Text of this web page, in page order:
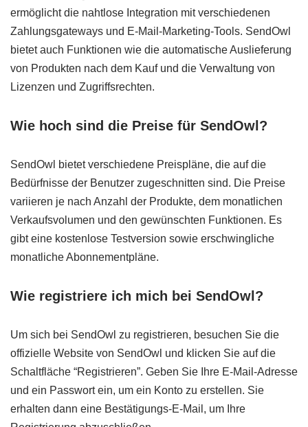
ermöglicht die nahtlose Integration mit verschiedenen
Zahlungsgateways und E-Mail-Marketing-Tools. SendOwl
bietet auch Funktionen wie die automatische Auslieferung
von Produkten nach dem Kauf und die Verwaltung von
Lizenzen und Zugriffsrechten.
Wie hoch sind die Preise für SendOwl?
SendOwl bietet verschiedene Preispläne, die auf die
Bedürfnisse der Benutzer zugeschnitten sind. Die Preise
variieren je nach Anzahl der Produkte, dem monatlichen
Verkaufsvolumen und den gewünschten Funktionen. Es
gibt eine kostenlose Testversion sowie erschwingliche
monatliche Abonnementpläne.
Wie registriere ich mich bei SendOwl?
Um sich bei SendOwl zu registrieren, besuchen Sie die
offizielle Website von SendOwl und klicken Sie auf die
Schaltfläche “Registrieren”. Geben Sie Ihre E-Mail-Adresse
und ein Passwort ein, um ein Konto zu erstellen. Sie
erhalten dann eine Bestätigungs-E-Mail, um Ihre